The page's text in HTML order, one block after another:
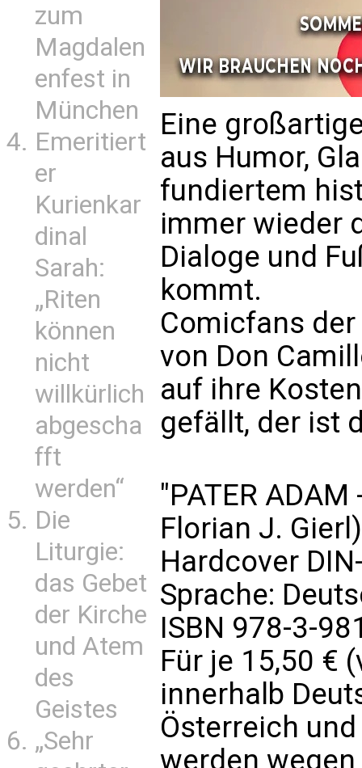
zum
Magdalen
enfest in
München
Emeritiert
er
Kurienkar
dinal
Sarah:
„Riten
können
nicht
willkürlich
abgescha
fft
werden“
Die
Liturgie:
das Gebet
der Kirche
und Atem
des
Geistes
„Sehr
Eine
aus Humor,
fundiertem
immer wieder
Dialoge und
kommt.
Comicfans
von Don
auf ihre
gefällt, der ist
"PATER
Florian J. Gierl)
Hardcover
Sprache:
ISBN 978-3-
Für je 15,50 €
innerhalb
Österreich
werden